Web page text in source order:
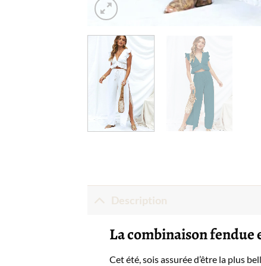
Description
La combinaison
Cet été, sois assurée d’être la plus